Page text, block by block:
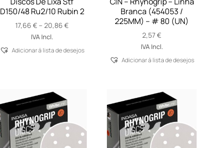
D150/48 Ru2/10 Rubin 2
17,66€ – 20,86€Price
through
IVA Incl.
Adicionar á lista de desejos
Branca (454053 /
225MM) – # 80 (UN)
2,57€
IVA Incl.
Adicionar á lista de desejos